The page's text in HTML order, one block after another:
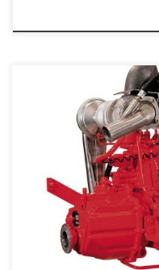
BOTE SALVAVIDAS
de potencia eficaces y
navegación segura y sin